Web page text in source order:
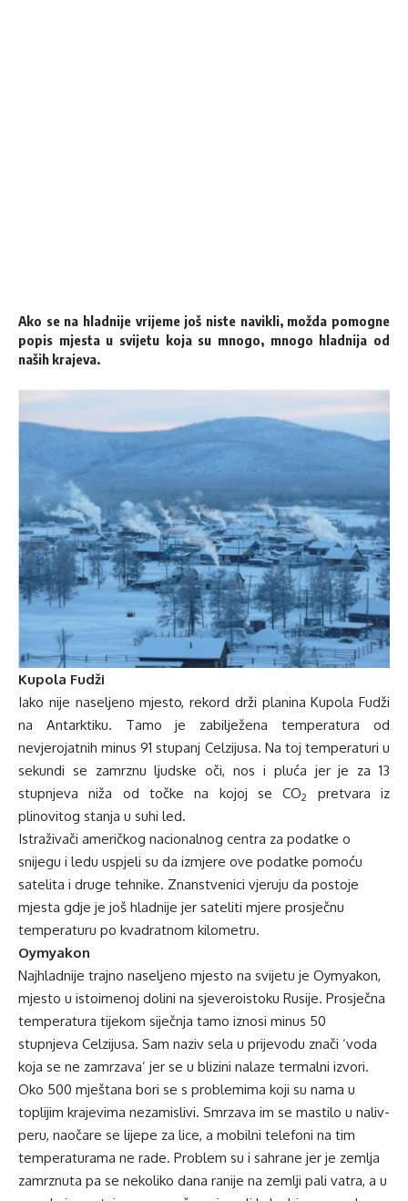
Ako se na hladnije vrijeme još niste navikli, možda pomogne
popis mjesta u svijetu koja su mnogo, mnogo hladnija od
naših krajeva.
Kupola Fudži
Iako nije naseljeno mjesto, rekord drži planina Kupola Fudži
na Antarktiku. Tamo je zabilježena temperatura od
nevjerojatnih minus 91 stupanj Celzijusa. Na toj temperaturi u
sekundi se zamrznu ljudske oči, nos i pluća jer je za 13
stupnjeva niža od točke na kojoj se CO2
pretvara iz
plinovitog stanja u suhi led.
Istraživači američkog nacionalnog centra za podatke o
snijegu i ledu uspjeli su da izmjere ove podatke pomoću
satelita i druge tehnike. Znanstvenici vjeruju da postoje
mjesta gdje je još hladnije jer sateliti mjere prosječnu
temperaturu po kvadratnom kilometru.
Oymyakon
Najhladnije trajno naseljeno mjesto na svijetu je Oymyakon,
mjesto u istoimenoj dolini na sjeveroistoku Rusije. Prosječna
temperatura tijekom siječnja tamo iznosi minus 50
stupnjeva Celzijusa. Sam naziv sela u prijevodu znači ‘voda
koja se ne zamrzava’ jer se u blizini nalaze termalni izvori.
Oko 500 mještana bori se s problemima koji su nama u
toplijim krajevima nezamislivi. Smrzava im se mastilo u naliv-
peru, naočare se lijepe za lice, a mobilni telefoni na tim
temperaturama ne rade. Problem su i sahrane jer je zemlja
zamrznuta pa se nekoliko dana ranije na zemlji pali vatra, a u